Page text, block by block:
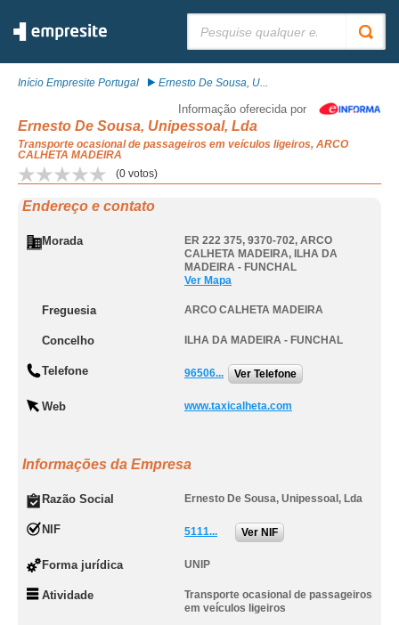
Início Empresite Portugal Ernesto De Sousa, U...
Informação oferecida por
Ernesto De Sousa, Unipessoal, Lda
Transporte ocasional de passageiros em veículos ligeiros, ARCO
CALHETA MADEIRA
(0 votos)
Endereço e contato
Morada ER 222 375, 9370-702, ARCO
CALHETA MADEIRA, ILHA DA
MADEIRA - FUNCHAL
Ver Mapa
Freguesia ARCO CALHETA MADEIRA
Concelho ILHA DA MADEIRA - FUNCHAL
Telefone 96506... Ver Telefone
Web www.taxicalheta.com
Informações da Empresa
Razão Social Ernesto De Sousa, Unipessoal, Lda
NIF 5111... Ver NIF
Forma jurídica UNIP
Atividade
Transporte ocasional de passageiros
em veículos ligeiros